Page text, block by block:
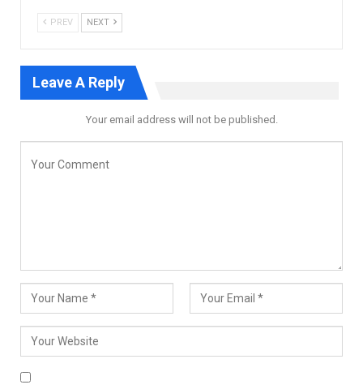
PREV NEXT
Leave A Reply
Your email address will not be published.